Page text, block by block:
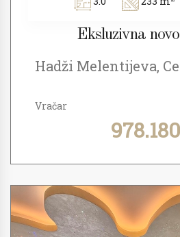
Eksluzivna
Hadži Melentijeva,
Vračar